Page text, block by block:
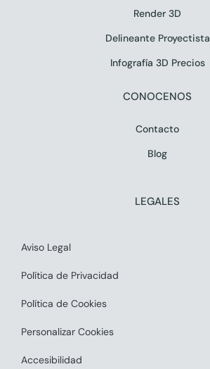
Render 3D
Delineante Proyectista
Infografía 3D Precios
CONOCENOS
Contacto
Blog
LEGALES
Aviso Legal
Política de Privacidad
Política de Cookies
Personalizar Cookies
Accesibilidad